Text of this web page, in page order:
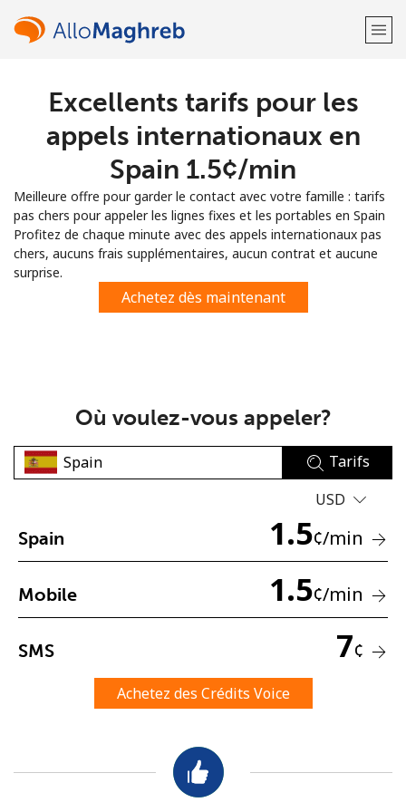
Bienvenue!
Vous avez déjà un compte?
S'enregistrer avec
ou
Aucun mot de passe créé
Une lettre majuscule et une lettre minuscule
Un numéro
Restez en contact pour obtenir nos meilleures offres.
Excellents tarifs pour les
appels internationaux en
Spain ⁦1.5¢⁩/min
Meilleure offre pour garder le contact avec votre famille : tarifs
pas chers pour appeler les lignes fixes et les portables en Spain
Profitez de chaque minute avec des appels internationaux pas
chers, aucuns frais supplémentaires, aucun contrat et aucune
surprise.
Achetez dès maintenant
Où voulez-vous appeler?
Tarifs
USD
Spain 1.5¢/min
Mobile 1.5¢/min
SMS 7¢
Achetez des Crédits Voice